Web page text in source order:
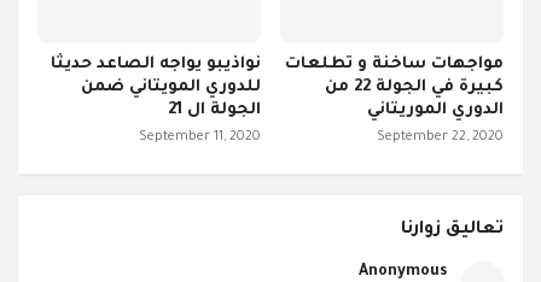
مواجهات ساخنة و تطلعات
كبيرة في الجولة 22 من
الدوري الموريتاني
September 22, 2020
نواذيبو يواجه الصاعد حديثا
للدوري المويتاني ضمن
الجولة ال 21
September 11, 2020
تعاليق زوارنا
Anonymous